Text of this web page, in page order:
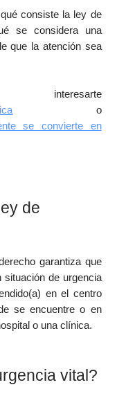
consiste la ley de
se considera una
que la atención sea
o
se convierte en
de
garantiza que
de urgencia
en el centro
se encuentre o en
o una clínica.
vital?